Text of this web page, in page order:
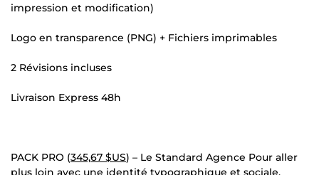
impression et modification)
Logo en transparence (PNG) + Fichiers imprimables
2 Révisions incluses
Livraison Express 48h
PACK PRO (345,67 $US) – Le Standard Agence Pour aller
plus loin avec une identité typographique et sociale.